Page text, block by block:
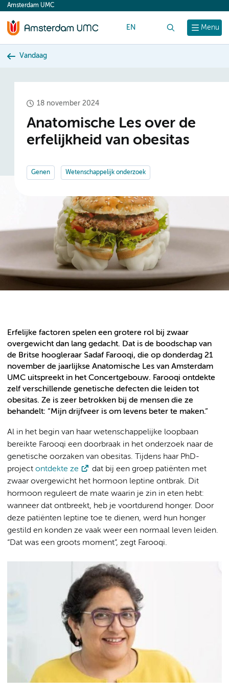
content
Menu
Amsterdam UMC
EN
Vandaag
18 november 2024
Anatomische Les over de
erfelijkheid van obesitas
Genen Wetenschappelijk onderzoek
Erfelijke factoren spelen een grotere rol bij zwaar
overgewicht dan lang gedacht. Dat is de boodschap van
de Britse hoogleraar Sadaf Farooqi, die op donderdag 21
november de jaarlijkse Anatomische Les van Amsterdam
UMC uitspreekt in het Concertgebouw. Farooqi ontdekte
zelf verschillende genetische defecten die leiden tot
obesitas. Ze is zeer betrokken bij de mensen die ze
behandelt: “Mijn drijfveer is om levens beter te maken.”
Al in het begin van haar wetenschappelijke loopbaan
bereikte Farooqi een doorbraak in het onderzoek naar de
genetische oorzaken van obesitas. Tijdens haar PhD-
project ontdekte ze
dat bij een groep patiënten met
zwaar overgewicht het hormoon leptine ontbrak. Dit
hormoon reguleert de mate waarin je zin in eten hebt:
wanneer dat ontbreekt, heb je voortdurend honger. Door
deze patiënten leptine toe te dienen, werd hun honger
gestild en konden ze vaak weer een normaal leven leiden.
“Dat was een groots moment”, zegt Farooqi.